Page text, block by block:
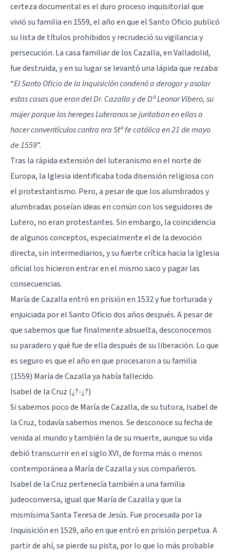
certeza documental es el duro proceso inquisitorial que
vivió su familia en 1559, el año en que el Santo Oficio publicó
su lista de títulos prohibidos y recrudeció su vigilancia y
persecución. La casa familiar de los Cazalla, en Valladolid,
fue destruida, y en su lugar se levantó una lápida que rezaba:
“El Santo Oficio de la Inquisición condenó a derogar y asolar
estas casas que eran del Dr. Cazalla y de Dª Leonor Vibero, su
mujer porque los hereges Luteranos se juntaban en ellas a
hacer conventículos contra nra Stª fe católica en 21 de mayo
de 1559”.
Tras la rápida extensión del luteranismo en el norte de
Europa, la Iglesia identificaba toda disensión religiosa con
el protestantismo. Pero, a pesar de que los alumbrados y
alumbradas poseían ideas en común con los seguidores de
Lutero, no eran protestantes. Sin embargo, la coincidencia
de algunos conceptos, especialmente el de la devoción
directa, sin intermediarios, y su fuerte crítica hacia la Iglesia
oficial los hicieron entrar en el mismo saco y pagar las
consecuencias.
María de Cazalla entró en prisión en 1532 y fue torturada y
enjuiciada por el Santo Oficio dos años después. A pesar de
que sabemos que fue finalmente absuelta, desconocemos
su paradero y qué fue de ella después de su liberación. Lo que
es seguro es que el año en que procesaron a su familia
(1559) María de Cazalla ya había fallecido.
Isabel de la Cruz (¿?-¿?)
Si sabemos poco de María de Cazalla, de su tutora, Isabel de
la Cruz, todavía sabemos menos. Se desconoce su fecha de
venida al mundo y también la de su muerte, aunque su vida
debió transcurrir en el siglo XVI, de forma más o menos
contemporánea a María de Cazalla y sus compañeros.
Isabel de la Cruz pertenecía también a una familia
judeoconversa, igual que María de Cazalla y que la
mismísima Santa Teresa de Jesús. Fue procesada por la
Inquisición en 1529, año en que entró en prisión perpetua. A
partir de ahí, se pierde su pista, por lo que lo más probable